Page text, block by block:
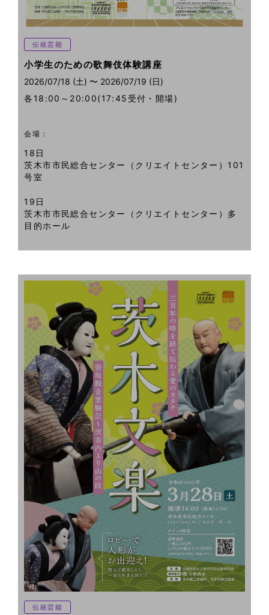
伝統芸能
小学生のための歌舞伎体験講座
2026/07/18 (土) 〜 2026/07/19 (日)
各18:00～20:00(17:45受付・開場)
会場：
18日
茨木市市民総合センター（クリエイトセンター）101
号室
19日
茨木市市民総合センター（クリエイトセンター）多
目的ホール
伝統芸能